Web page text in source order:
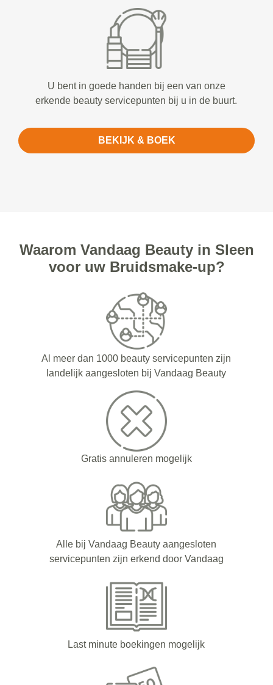
U bent in goede handen bij een van onze
erkende beauty servicepunten bij u in de buurt.
BEKIJK & BOEK
Waarom Vandaag Beauty in Sleen
voor uw Bruidsmake-up?
Al meer dan 1000 beauty servicepunten zijn
landelijk aangesloten bij Vandaag Beauty
Gratis annuleren mogelijk
Alle bij Vandaag Beauty aangesloten
servicepunten zijn erkend door Vandaag
Last minute boekingen mogelijk